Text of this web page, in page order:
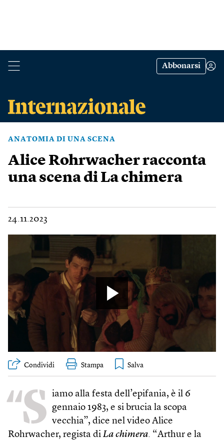
Abbonarsi
ANATOMIA DI UNA SCENA
Alice Rohrwacher racconta
una scena di La chimera
24.11.2023
Condividi Stampa
“S iamo alla festa dell’epifania, è il 6
gennaio 1983, e si brucia la scopa
vecchia”, dice nel video Alice
Rohrwacher, regista di La chimera. “Arthur e la